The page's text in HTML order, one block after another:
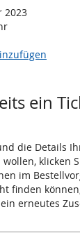
2023
ein
die Details
klicken
im
finden
erneutes